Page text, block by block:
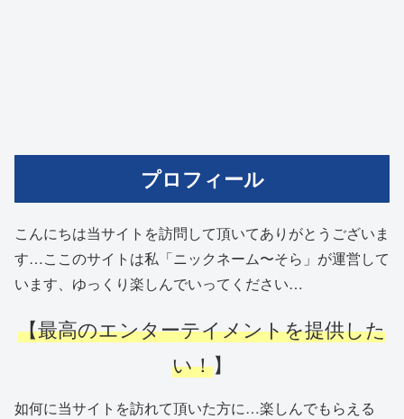
プロフィール
こんにちは当サイトを訪問して頂いてありがとうございま
す…ここのサイトは私「ニックネーム〜そら」が運営して
います、ゆっくり楽しんでいってください…
【最高のエンターテイメントを提供した
い！】
如何に当サイトを訪れて頂いた方に…楽しんでもらえる